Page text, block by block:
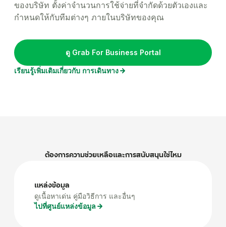
ของบริษัท ตั้งค่าจำนวนการใช้จ่ายที่จำกัดด้วยตัวเองและ
กำหนดให้กับทีมต่างๆ ภายในบริษัทของคุณ
ดู Grab For Business Portal
เรียนรู้เพิ่มเติมเกี่ยวกับ การเดินทาง
ต้องการความช่วยเหลือและการสนับสนุนใช่ไหม
แหล่งข้อมูล
ดูเนื้อหาเด่น คู่มือวิธีการ และอื่นๆ
ไปที่ศูนย์แหล่งข้อมูล